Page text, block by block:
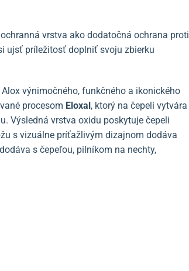
vrstva ako dodatočná ochrana proti
ujsť príležitosť doplniť svoju zbierku
výnimočného, funkčného a ikonického
procesom Eloxal, ktorý na čepeli vytvára
Výsledná vrstva oxidu poskytuje čepeli
s vizuálne príťažlivým dizajnom dodáva
s čepeľou, pilníkom na nechty,